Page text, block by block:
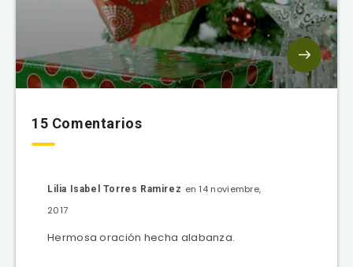
15 Comentarios
Lilia Isabel Torres Ramirez en 14 noviembre,
2017
Hermosa oración hecha alabanza.